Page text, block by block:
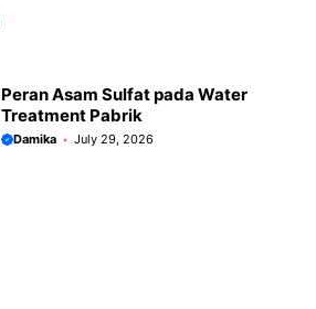
Peran Asam Sulfat pada Water
Treatment Pabrik
Damika July 29, 2026